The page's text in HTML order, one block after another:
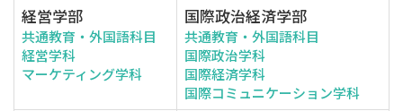
経営学部
共通教育・外国語科目
経営学科
マーケティング学科
国際政治経済学部
共通教育・外国語科目
国際政治学科
国際経済学科
国際コミュニケーション学科